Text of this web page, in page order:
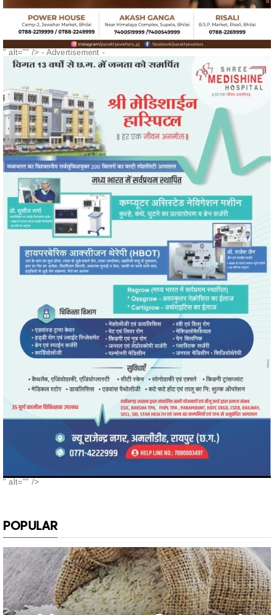
" alt="" />- Advertisement -
POPULAR
नगरी के दुबराज चावल, की खुशबू, मन मोह
लेती है, सबका